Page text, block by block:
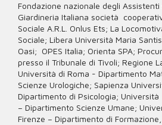
Fondazione nazionale degli Assistenti
Giardineria Italiana società
Sociale A.R.L. Onlus Ets; La
Sociale; Libera Università Maria
Oasi; OPES Italia; Orienta SPA;
presso il Tribunale di Tivoli; Regione
Università di Roma - Dipartimento
Scienze Urologiche; Sapienza
Dipartimento di Psicologia;
– Dipartimento Scienze Umane;
Firenze – Dipartimento di